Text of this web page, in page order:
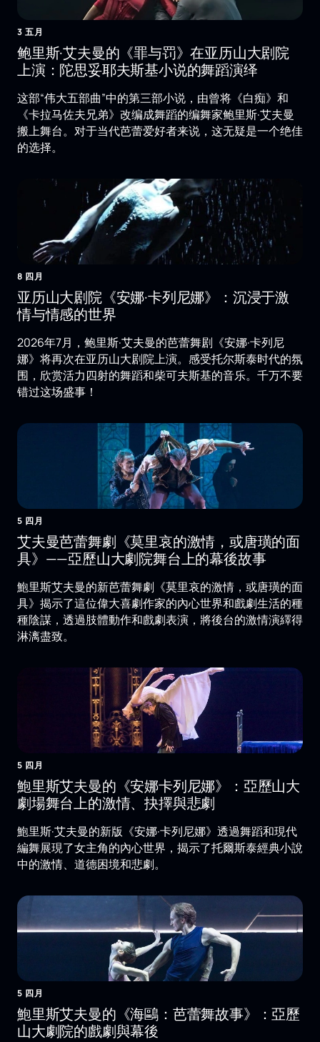
3 五月
鲍里斯·艾夫曼的《罪与罚》在亚历山大剧院
上演：陀思妥耶夫斯基小说的舞蹈演绎
这部“伟大五部曲”中的第三部小说，由曾将《白痴》和
《卡拉马佐夫兄弟》改编成舞蹈的编舞家鲍里斯·艾夫曼
搬上舞台。对于当代芭蕾爱好者来说，这无疑是一个绝佳
的选择。
8 四月
亚历山大剧院《安娜·卡列尼娜》：沉浸于激
情与情感的世界
2026年7月，鲍里斯·艾夫曼的芭蕾舞剧《安娜·卡列尼
娜》将再次在亚历山大剧院上演。感受托尔斯泰时代的氛
围，欣赏活力四射的舞蹈和柴可夫斯基的音乐。千万不要
错过这场盛事！
5 四月
艾夫曼芭蕾舞劇《莫里哀的激情，或唐璜的面
具》——亞歷山大劇院舞台上的幕後故事
鮑里斯艾夫曼的新芭蕾舞劇《莫里哀的激情，或唐璜的面
具》揭示了這位偉大喜劇作家的內心世界和戲劇生活的種
種陰謀，透過肢體動作和戲劇表演，將後台的激情演繹得
淋漓盡致。
5 四月
鮑里斯艾夫曼的《安娜卡列尼娜》：亞歷山大
劇場舞台上的激情、抉擇與悲劇
鮑里斯·艾夫曼的新版《安娜·卡列尼娜》透過舞蹈和現代
編舞展現了女主角的內心世界，揭示了托爾斯泰經典小說
中的激情、道德困境和悲劇。
5 四月
鮑里斯艾夫曼的《海鷗：芭蕾舞故事》：亞歷
山大劇院的戲劇與幕後